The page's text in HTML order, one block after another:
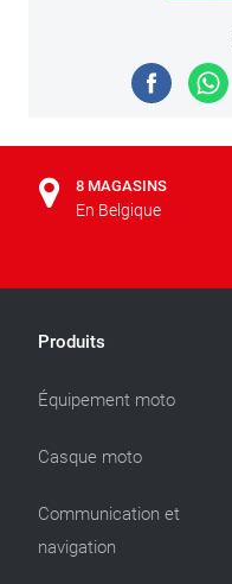
8 MAGASINS
En Belgique
Produits
Équipement moto
Casque moto
Communication et
navigation